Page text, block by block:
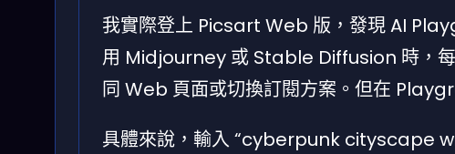
我實際登上 Picsart Web 版，發現 AI
用 Midjourney 或 Stable Diffusion 時，
同 Web 頁面或切換訂閱方案。但在
具體來說，輸入 “cyberpunk cityscape